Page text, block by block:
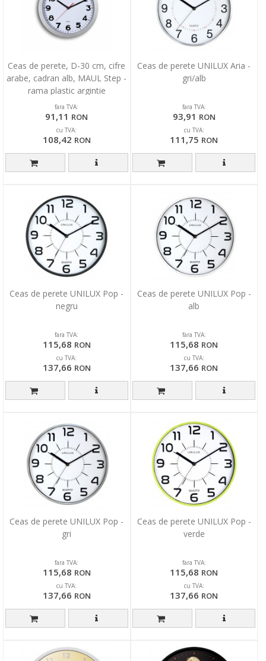
Ceas de perete, D-30 cm, cifre
arabe, cadran alb, MAUL Step -
rama plastic argintie
fara TVA:
91,11 RON
cu TVA:
108,42 RON
Ceas de perete UNILUX Aria -
gri/alb
fara TVA:
93,91 RON
cu TVA:
111,75 RON
Ceas de perete UNILUX Pop -
negru
fara TVA:
115,68 RON
cu TVA:
137,66 RON
Ceas de perete UNILUX Pop -
alb
fara TVA:
115,68 RON
cu TVA:
137,66 RON
Ceas de perete UNILUX Pop -
gri
fara TVA:
115,68 RON
cu TVA:
137,66 RON
Ceas de perete UNILUX Pop -
verde
fara TVA:
115,68 RON
cu TVA:
137,66 RON